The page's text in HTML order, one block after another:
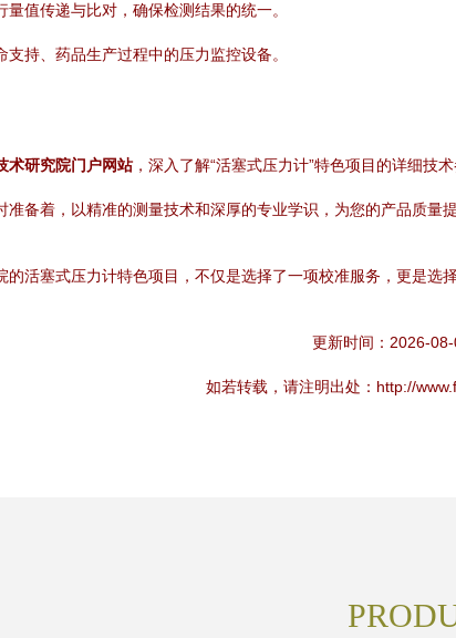
量值传递与比对，确保检测结果的统一。
支持、药品生产过程中的压力监控设备。
术研究院门户网站，深入了解“活塞式压力计”特色项目的详细技
备着，以精准的测量技术和深厚的专业学识，为您的产品质量
活塞式压力计特色项目，不仅是选择了一项校准服务，更是选
更新时间：2026-
如若转载，请注明出处：http://